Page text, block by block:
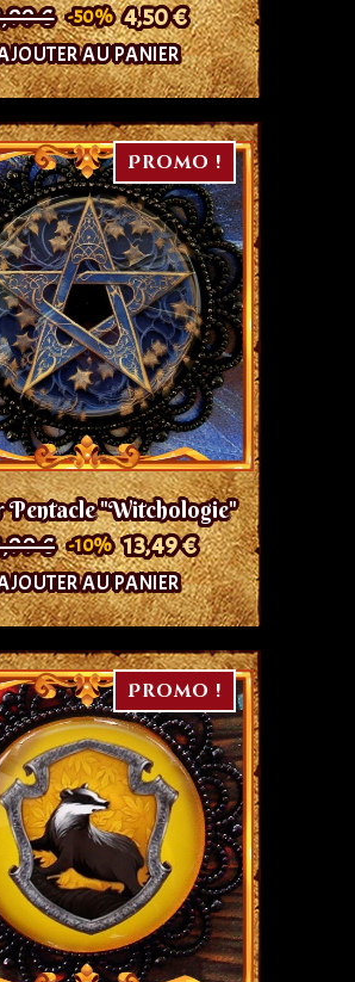
€ -50% 4,50 €
AU PANIER
Promo !
Pentacle "Witchologie"
€ -10% 13,49 €
AU PANIER
Promo !